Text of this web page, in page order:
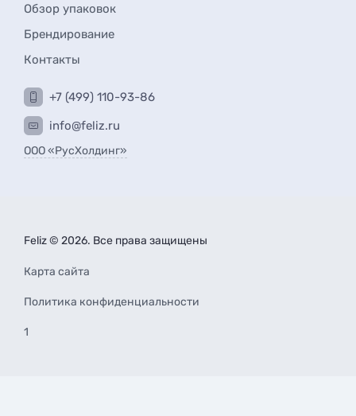
Обзор упаковок
Брендирование
Контакты
+7 (499) 110-93-86
info@feliz.ru
ООО «РусХолдинг»
Feliz © 2026. Все права защищены
Карта сайта
Политика конфиденциальности